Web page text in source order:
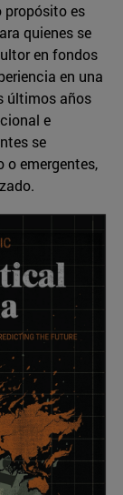
propósito es
quienes se
en fondos
en una
últimos años
e
se
o emergentes,